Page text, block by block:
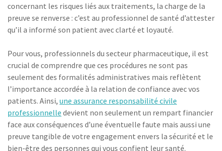
concernant les risques liés aux traitements, la charge de la
preuve se renverse : c’est au professionnel de santé d’attester
qu’il a informé son patient avec clarté et loyauté.
Pour vous, professionnels du secteur pharmaceutique, il est
crucial de comprendre que ces procédures ne sont pas
seulement des formalités administratives mais reflètent
l’importance accordée à la relation de confiance avec vos
patients. Ainsi, une assurance responsabilité civile
professionnelle devient non seulement un rempart financier
face aux conséquences d’une éventuelle faute mais aussi une
preuve tangible de votre engagement envers la sécurité et le
bien-être des personnes qui vous confient leur santé.